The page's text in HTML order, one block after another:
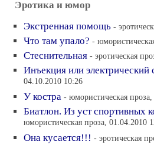
Эротика и юмор
Экстренная помощь -
Что там упало? -
Стеснительная - эротическая
Инъекция или электрический
04.10.2010 10:26
У костра - юмористическая
Биатлон. Из уст спортивных
юмористическая проза, 01.04.2010
Она кусается!!! - эротическая